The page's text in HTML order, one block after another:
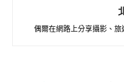
偶爾在網路上分享攝影、旅